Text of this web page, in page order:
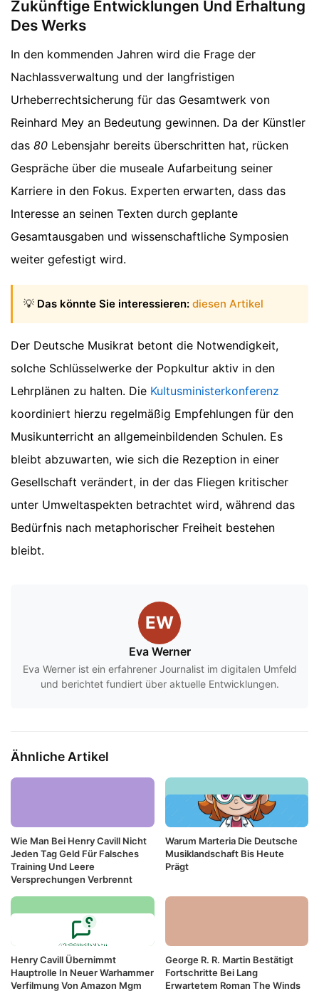
Zukünftige Entwicklungen Und Erhaltung
Des Werks
In den kommenden Jahren wird die Frage der
Nachlassverwaltung und der langfristigen
Urheberrechtsicherung für das Gesamtwerk von
Reinhard Mey an Bedeutung gewinnen. Da der Künstler
das 80 Lebensjahr bereits überschritten hat, rücken
Gespräche über die museale Aufarbeitung seiner
Karriere in den Fokus. Experten erwarten, dass das
Interesse an seinen Texten durch geplante
Gesamtausgaben und wissenschaftliche Symposien
weiter gefestigt wird.
💡 Das könnte Sie interessieren: diesen Artikel
Der Deutsche Musikrat betont die Notwendigkeit,
solche Schlüsselwerke der Popkultur aktiv in den
Lehrplänen zu halten. Die Kultusministerkonferenz
koordiniert hierzu regelmäßig Empfehlungen für den
Musikunterricht an allgemeinbildenden Schulen. Es
bleibt abzuwarten, wie sich die Rezeption in einer
Gesellschaft verändert, in der das Fliegen kritischer
unter Umweltaspekten betrachtet wird, während das
Bedürfnis nach metaphorischer Freiheit bestehen
bleibt.
EW
Eva Werner
Eva Werner ist ein erfahrener Journalist im digitalen Umfeld
und berichtet fundiert über aktuelle Entwicklungen.
Ähnliche Artikel
Wie Man Bei Henry Cavill Nicht
Jeden Tag Geld Für Falsches
Training Und Leere
Versprechungen Verbrennt
Warum Marteria Die Deutsche
Musiklandschaft Bis Heute
Prägt
Henry Cavill Übernimmt
Hauptrolle In Neuer Warhammer
Verfilmung Von Amazon Mgm
George R. R. Martin Bestätigt
Fortschritte Bei Lang
Erwartetem Roman The Winds